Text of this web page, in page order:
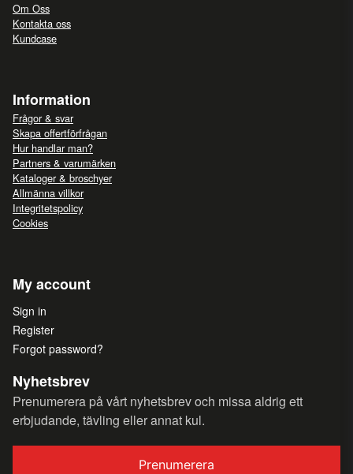
Om Oss
Kontakta oss
Kundcase
Information
Frågor & svar
Skapa offertförfrågan
Hur handlar man?
Partners & varumärken
Kataloger & broschyer
Allmänna villkor
Integritetspolicy
Cookies
My account
Sign in
Register
Forgot password?
Nyhetsbrev
Prenumerera på vårt nyhetsbrev och missa aldrig ett
erbjudande, tävling eller annat kul.
Prenumerera